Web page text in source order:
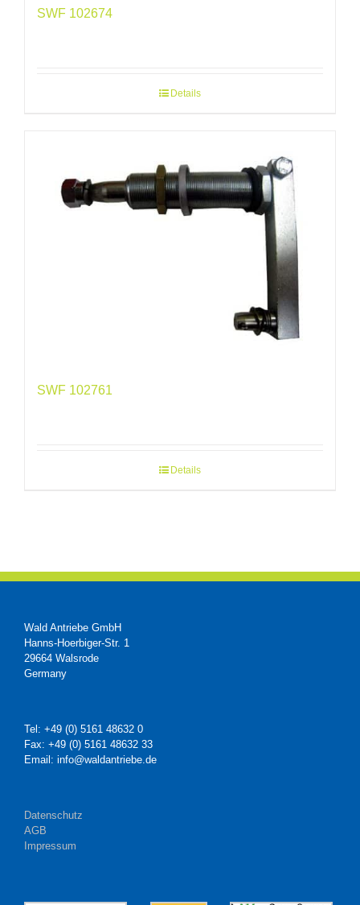
SWF 102674
Details
SWF 102761
Details
Wald Antriebe GmbH
Hanns-Hoerbiger-Str. 1
29664 Walsrode
Germany
Tel: +49 (0) 5161 48632 0
Fax: +49 (0) 5161 48632 33
Email: info@waldantriebe.de
Datenschutz
AGB
Impressum